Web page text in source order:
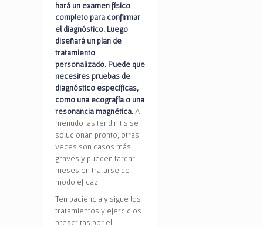
hará un examen físico
completo para confirmar
el diagnóstico. Luego
diseñará un plan de
tratamiento
personalizado. Puede que
necesites pruebas de
diagnóstico específicas,
como una ecografía o una
resonancia magnética. A
menudo las tendinitis se
solucionan pronto, otras
veces son casos más
graves y pueden tardar
meses en tratarse de
modo eficaz.
Ten paciencia y sigue los
tratamientos y ejercicios
prescritas por el